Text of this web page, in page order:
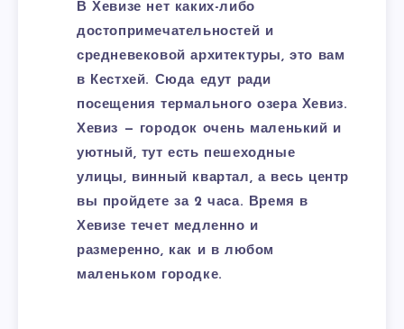
В Хевизе нет каких-либо
достопримечательностей и
средневековой архитектуры, это вам
в Кестхей. Сюда едут ради
посещения термального озера Хевиз.
Хевиз — городок очень маленький и
уютный, тут есть пешеходные
улицы, винный квартал, а весь центр
вы пройдете за 2 часа. Время в
Хевизе течет медленно и
размеренно, как и в любом
маленьком городке.